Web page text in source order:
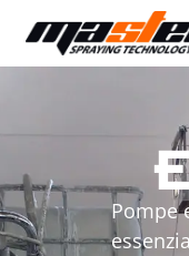
Pompe